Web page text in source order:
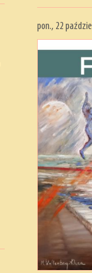
pon., 22